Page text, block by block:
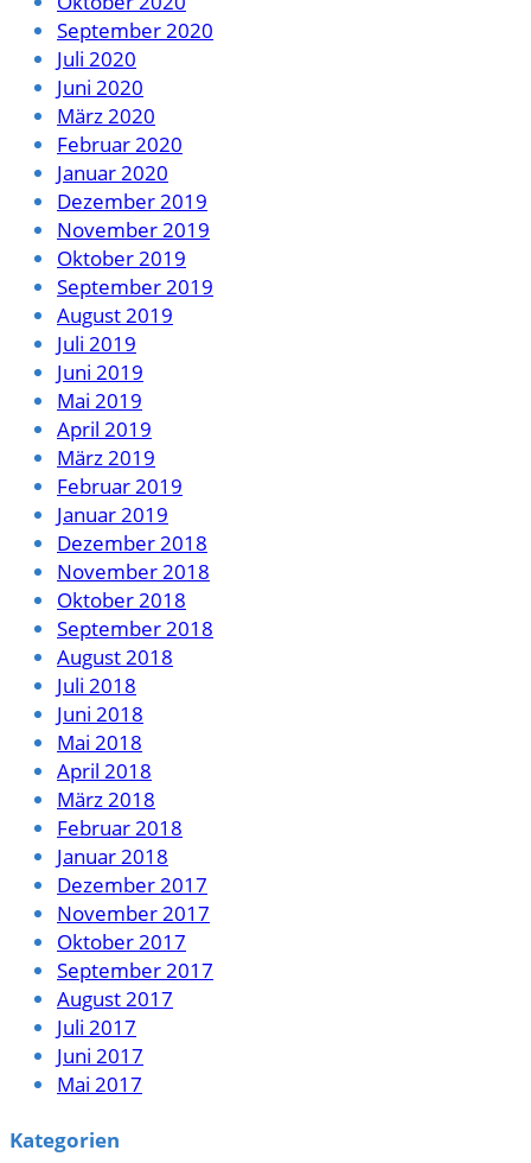
September 2020
Juli 2020
Juni 2020
März 2020
Februar 2020
Januar 2020
Dezember 2019
November 2019
Oktober 2019
September 2019
August 2019
Juli 2019
Juni 2019
Mai 2019
April 2019
März 2019
Februar 2019
Januar 2019
Dezember 2018
November 2018
Oktober 2018
September 2018
August 2018
Juli 2018
Juni 2018
Mai 2018
April 2018
März 2018
Februar 2018
Januar 2018
Dezember 2017
November 2017
Oktober 2017
September 2017
August 2017
Juli 2017
Juni 2017
Mai 2017
Kategorien